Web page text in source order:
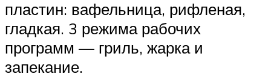
пластин: вафельница, рифленая,
гладкая. 3 режима рабочих
программ — гриль, жарка и
запекание.